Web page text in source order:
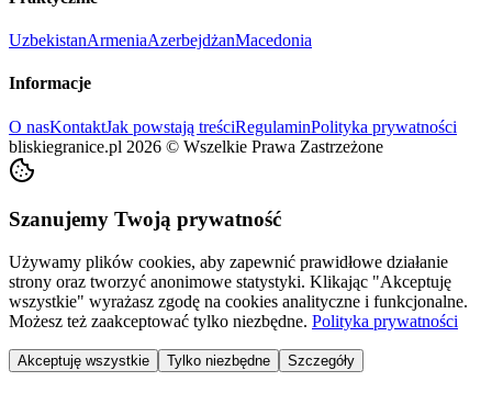
UzbekistanArmeniaAzerbejdżanMacedonia
Informacje
O nasKontaktJak powstają treściRegulaminPolityka prywatności
bliskiegranice.pl 2026 © Wszelkie Prawa Zastrzeżone
Szanujemy Twoją prywatność
Używamy plików cookies, aby zapewnić prawidłowe działanie
strony oraz tworzyć anonimowe statystyki. Klikając "Akceptuję
wszystkie" wyrażasz zgodę na cookies analityczne i funkcjonalne.
Możesz też zaakceptować tylko niezbędne. Polityka prywatności
Akceptuję wszystkie Tylko niezbędne Szczegóły